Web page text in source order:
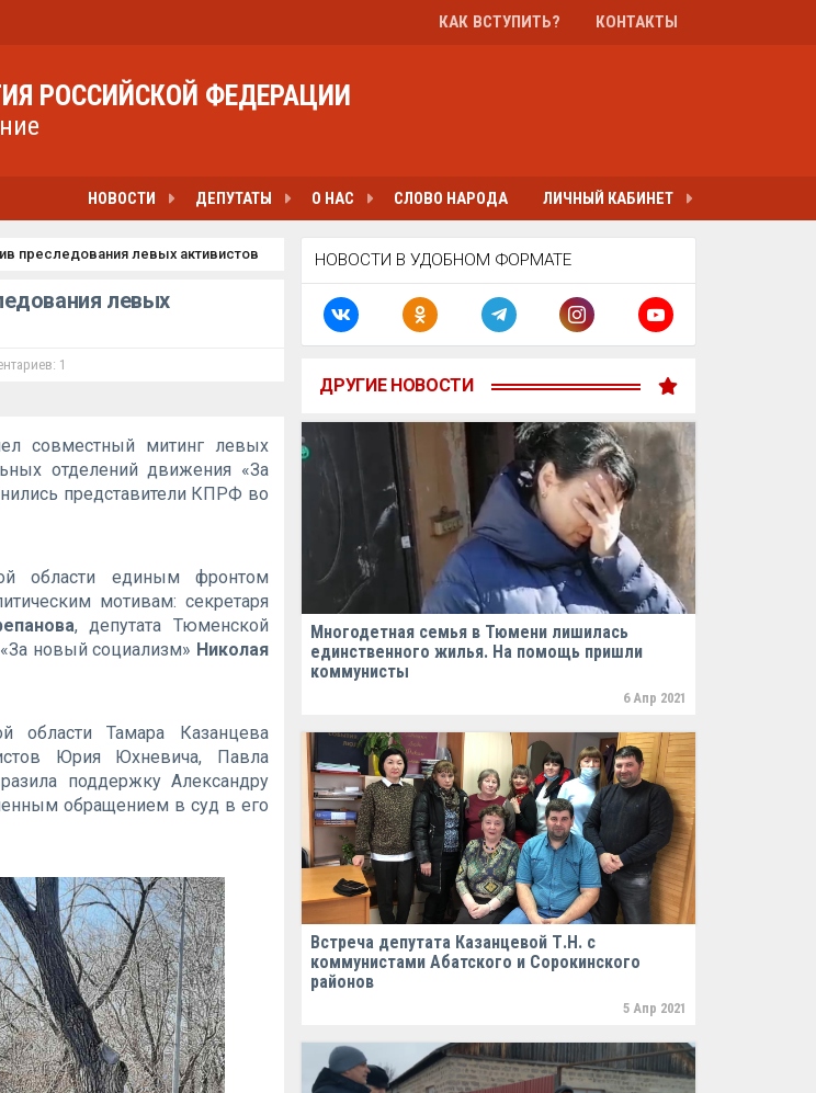
КАК ВСТУПИТЬ? КОНТАКТЫ
РОССИЙСКОЙ ФЕДЕРАЦИИ
НОВОСТИ ДЕПУТАТЫ О НАС СЛОВО НАРОДА ЛИЧНЫЙ КАБИНЕТ
преследования левых активистов
левых
1
совместный митинг левых
отделений движения «За
представители КПРФ во
области единым фронтом
мотивам: секретаря
, депутата Тюменской
новый социализм» Николая
области Тамара Казанцева
Юрия Юхневича, Павла
поддержку Александру
обращением в суд в его
НОВОСТИ В УДОБНОМ ФОРМАТЕ
ДРУГИЕ НОВОСТИ
Многодетная семья в Тюмени лишилась
единственного жилья. На помощь пришли
коммунисты
6 Апр 2021
Встреча депутата Казанцевой Т.Н. с
коммунистами Абатского и Сорокинского
районов
5 Апр 2021